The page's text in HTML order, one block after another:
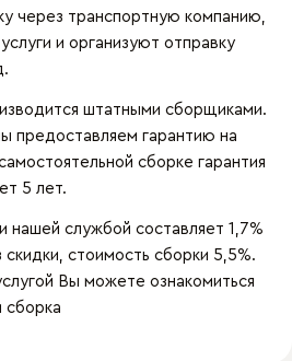
через транспортную компанию,
и организуют отправку
штатными сборщиками.
предоставляем гарантию на
сборке гарантия
5 лет.
нашей службой составляет 1,7%
стоимость сборки 5,5%.
Вы можете ознакомиться
сборка